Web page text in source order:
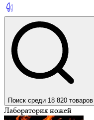
Поиск среди 18 820 товаров
Лаборатория ножей